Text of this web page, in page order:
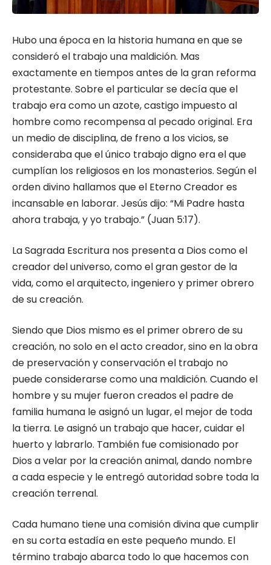
Hubo una época en la historia humana en que se
consideró el trabajo una maldición. Mas
exactamente en tiempos antes de la gran reforma
protestante. Sobre el particular se decía que el
trabajo era como un azote, castigo impuesto al
hombre como recompensa al pecado original. Era
un medio de disciplina, de freno a los vicios, se
consideraba que el único trabajo digno era el que
cumplían los religiosos en los monasterios. Según el
orden divino hallamos que el Eterno Creador es
incansable en laborar. Jesús dijo: “Mi Padre hasta
ahora trabaja, y yo trabajo.” (Juan 5:17).
La Sagrada Escritura nos presenta a Dios como el
creador del universo, como el gran gestor de la
vida, como el arquitecto, ingeniero y primer obrero
de su creación.
Siendo que Dios mismo es el primer obrero de su
creación, no solo en el acto creador, sino en la obra
de preservación y conservación el trabajo no
puede considerarse como una maldición. Cuando el
hombre y su mujer fueron creados el padre de
familia humana le asignó un lugar, el mejor de toda
la tierra. Le asignó un trabajo que hacer, cuidar el
huerto y labrarlo. También fue comisionado por
Dios a velar por la creación animal, dando nombre
a cada especie y le entregó autoridad sobre toda la
creación terrenal.
Cada humano tiene una comisión divina que cumplir
en su corta estadía en este pequeño mundo. El
término trabajo abarca todo lo que hacemos con